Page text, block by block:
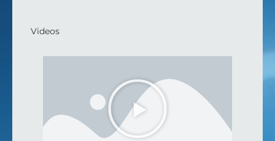
Videos